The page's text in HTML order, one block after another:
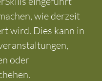
eingeführt
wie derzeit
wird. Dies kann in
oder